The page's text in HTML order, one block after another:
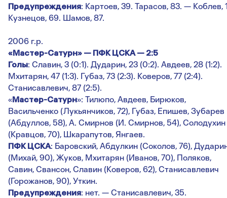
Предупреждения: Картоев, 39. Тарасов, 83. — Коблев,
Кузнецов, 69. Шамов, 87.
2006 г.р.
«Мастер-Сатурн» — ПФК ЦСКА — 2:5
Голы: Славин, 3 (0:1). Дударин, 23 (0:2). Авдеев, 28 (1:2).
Мхитарян, 47 (1:3). Губаз, 73 (2:3). Коверов, 77 (2:4).
Станисавлевич, 87 (2:5).
«Мастер-Сатурн»: Тилюпо, Авдеев, Бирюков,
Васильченко (Лукьянчиков, 72), Губаз, Епишев, Зубарев
(Абдуллов, 58), А. Смирнов (И. Смирнов, 54), Солодухин
(Кравцов, 70), Шкарапутов, Янгаев.
ПФК ЦСКА: Баровский, Абдулкин (Соколов, 76),
(Михай, 90), Жуков, Мхитарян (Иванов, 70), Поляков,
Савин, Свансон, Славин (Коверов, 62), Станисавлевич
(Горожанов, 90), Уткин.
Предупреждения: нет. — Станисавлевич, 35.